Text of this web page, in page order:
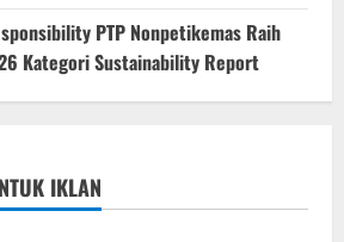
PTP Nonpetikemas Raih
Kategori Sustainability Report
IKLAN